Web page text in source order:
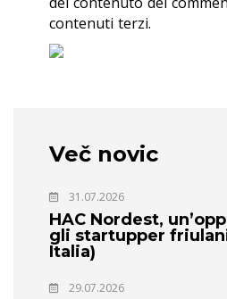
contenuti terzi.
Več novic
31.07.2026
HAC Nordest,
gli startupper
Italia)
29.07.2026